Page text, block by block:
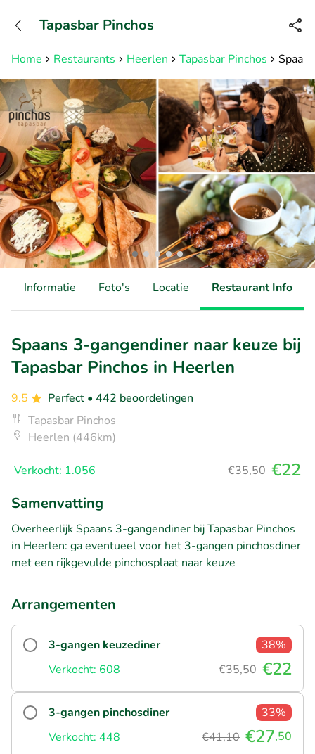
Bereikbaar tot 23:00 uur
Home Restaurants Heerlen Tapasbar Pinchos
Tapasbar Pinchos
Informatie Foto's Locatie Restaurant Info
Spaans 3-gangendiner naar keuze bij
Tapasbar Pinchos in Heerlen
9.5 Perfect • 442 beoordelingen
Tapasbar Pinchos
Heerlen (446km)
Verkocht: 1.056 €35,50 €22
Samenvatting
Overheerlijk Spaans 3-gangendiner bij Tapasbar Pinchos
in Heerlen: ga eventueel voor het 3-gangen pinchosdiner
met een rijkgevulde pinchosplaat naar keuze
Arrangementen
3-gangen keuzediner
38%
Verkocht: 608
€35,50 €22
3-gangen pinchosdiner
33%
Verkocht: 448
€41,10 €27,50